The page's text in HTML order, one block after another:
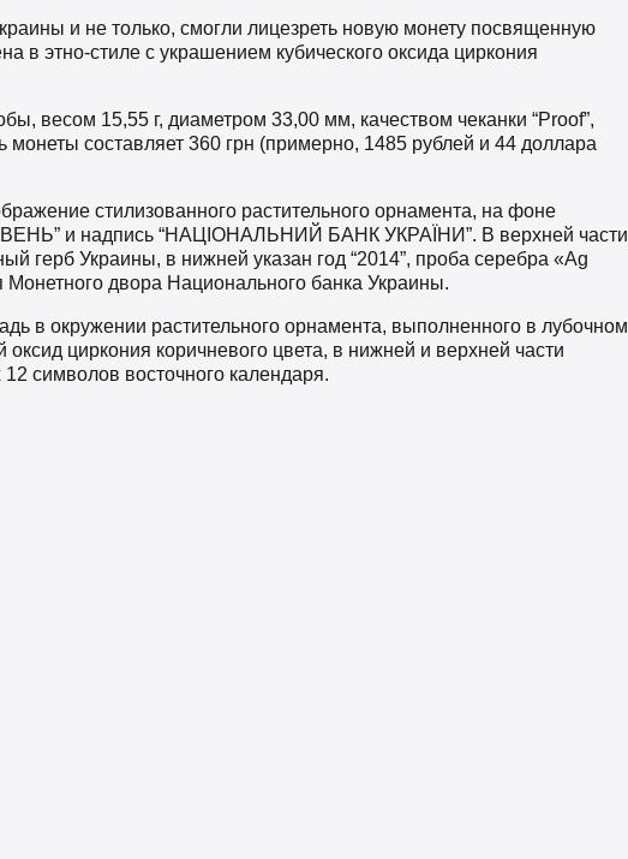
и не только, смогли лицезреть новую монету посвященную
в этно-стиле с украшением кубического оксида циркония
весом 15,55 г, диаметром 33,00 мм, качеством чеканки “Proof”,
составляет 360 грн (примерно, 1485 рублей и 44 доллара
стилизованного растительного орнамента, на фоне
и надпись “НАЦІОНАЛЬНИЙ БАНК УКРАЇНИ”. В верхней части
герб Украины, в нижней указан год “2014”, проба серебра «Ag
Монетного двора Национального банка Украины.
в окружении растительного орнамента, выполненного в лубочном
циркония коричневого цвета, в нижней и верхней части
символов восточного календаря.